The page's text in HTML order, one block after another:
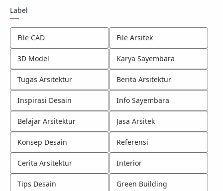
Label
File CAD File Arsitek
3D Model Karya Sayembara
Tugas Arsitektur Berita Arsitektur
Inspirasi Desain Info Sayembara
Belajar Arsitektur Jasa Arsitek
Konsep Desain Referensi
Cerita Arsitektur Interior
Tips Desain Green Building